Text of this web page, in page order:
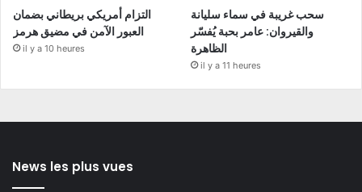
التزام أمريكي بريطاني بضمان
العبور الآمن في مضيق هرمز
il y a 10 heures
سحب غريبة في سماء سليانة
والقيروان: عامر بحبة يُفسّر
الظاهرة
il y a 11 heures
News les plus vues